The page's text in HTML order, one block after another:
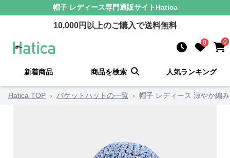
帽子 レディース専門通販サイト Hatica
10,000円以上のご購入で送料無料
0 0
新着商品 商品を検索 人気ランキング
Hatica TOP › バケットハットの一覧 › 帽子 レディース 涼やか編